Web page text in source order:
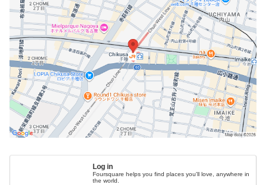
Log in
Foursquare helps you find places you'll love, anywhere in
the world.